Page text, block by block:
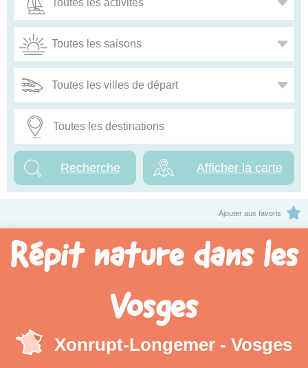
Afficher la carte
Ajouter aux favoris
Répit nature dans les
Vosges
Xonrupt-Longemer - Vosges